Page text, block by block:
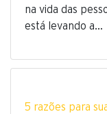
na vida das
está levando a…
5 razões para